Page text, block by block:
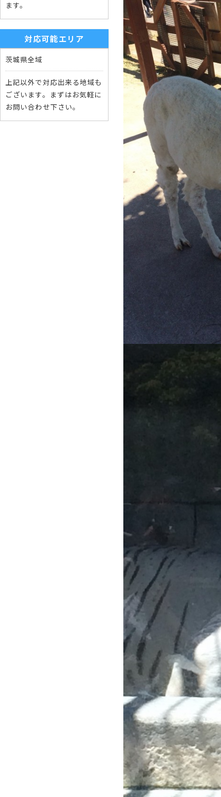
ます。
対応可能エリア
茨城県全域
上記以外で対応出来る地域も
ございます。まずはお気軽に
お問い合わせ下さい。